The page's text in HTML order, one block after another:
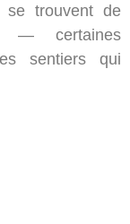
trouvent de
— certaines
sentiers qui